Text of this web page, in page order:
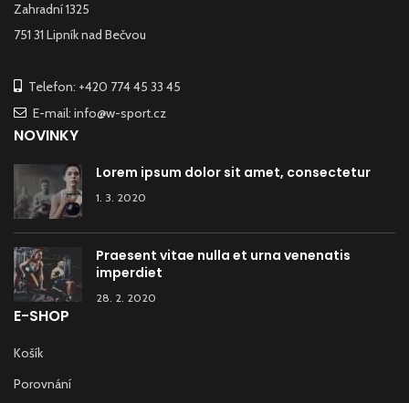
Zahradní 1325
751 31 Lipník nad Bečvou
Telefon: +420 774 45 33 45
E-mail: info@w-sport.cz
NOVINKY
Lorem ipsum dolor sit amet, consectetur
1. 3. 2020
Praesent vitae nulla et urna venenatis
imperdiet
28. 2. 2020
E-SHOP
Košík
Porovnání